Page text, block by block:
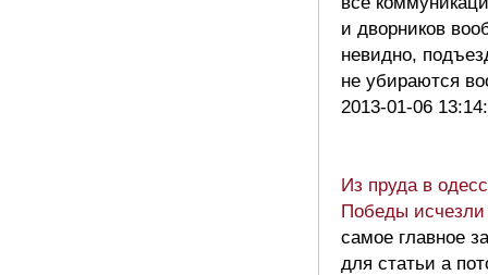
и дворников
невидно,
не убираются
2013-01-06
Из пруда в
Победы
самое главное
для статьи а